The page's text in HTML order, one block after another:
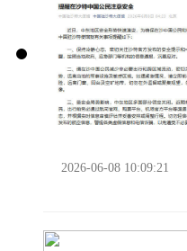
2026-06-08 10:09:21